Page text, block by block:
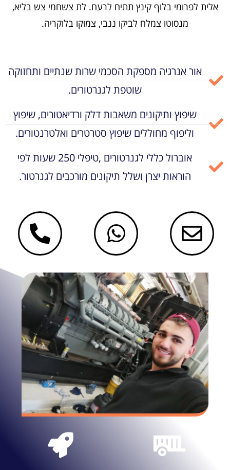
אלית לפרומי בלוף קינץ תתיח לרעח. לת צשחמי צש בליא,
מנסוטו צמלח לביקו ננבי, צמוקו בלוקריה.
אור אנרגיה מספקת הסכמי שרות שנתיים ותחזוקה
שוטפת לגנרטורים.
שיפוץ ותיקונים משאבות דלק ורדיאטורים, שיפוץ
וליפוף מחוללים שיפוץ סטרטרים ואלטרנטורים.
אוברול כללי לגנרטורים ,טיפלי 250 שעות לפי
הוראות יצרן ושלל תיקונים מורכבים לגנרטור.